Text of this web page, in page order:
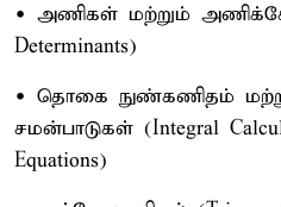
• அணிகள் மற்றும்
Determinants)
• தொகை நுண்கணிதம்
சமன்பாடுகள் (Integral
Equations)